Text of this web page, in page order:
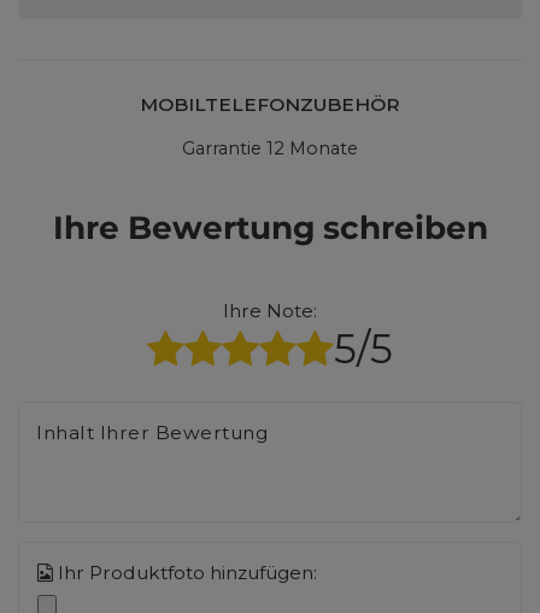
MOBILTELEFONZUBEHÖR
Garrantie 12 Monate
Ihre Bewertung schreiben
Ihre Note:
5/5
Inhalt Ihrer Bewertung
Ihr Produktfoto hinzufügen: